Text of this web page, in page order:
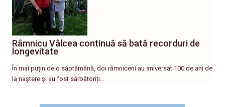
Râmnicu Vâlcea continuă să bată recorduri de
longevitate
În mai puțin de o săptămână, doi râmniceni au aniversat 100 de ani de
la naștere și au fost sărbătoriți…